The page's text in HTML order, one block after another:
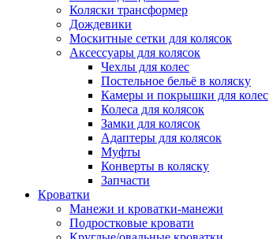
Коляски трансформер
Дождевики
Москитные сетки для колясок
Аксессуары для колясок
Чехлы для колес
Постельное бельё в коляску
Камеры и покрышки для колес
Колеса для колясок
Замки для колясок
Адаптеры для колясок
Муфты
Конверты в коляску
Запчасти
Кроватки
Манежи и кроватки-манежи
Подростковые кровати